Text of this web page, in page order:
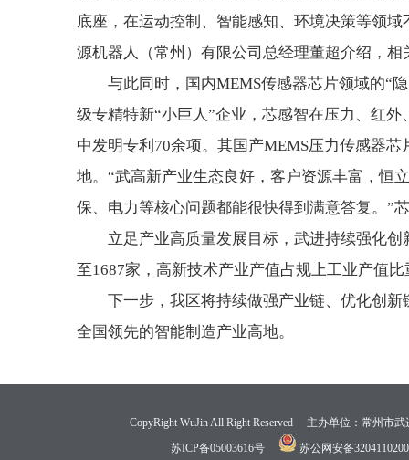
底座，在运动控制、智能感知、环境决策等领
源机器人（常州）有限公司总经理董超介绍，
与此同时，国内MEMS传感器芯片领域的“
级专精特新“小巨人”企业，芯感智在压力、红
中发明专利70余项。其国产MEMS压力传感器
地。“武高新产业生态良好，客户资源丰富，恒
保、电力等核心问题都能很快得到满意答复。”
立足产业高质量发展目标，武进持续强化
至1687家，高新技术产业产值占规上工业产值
下一步，我区将持续做强产业链、优化创
全国领先的智能制造产业高地。
CopyRight WuJin All Right Reserved 主办单位：常州
苏ICP备05003616号
苏公网安备